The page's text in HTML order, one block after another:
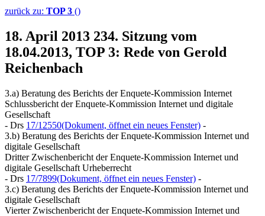
zurück zu: TOP 3 ()
18. April 2013 234. Sitzung vom
18.04.2013, TOP 3: Rede von Gerold
Reichenbach
3.a) Beratung des Berichts der Enquete-Kommission Internet
Schlussbericht der Enquete-Kommission Internet und digitale
Gesellschaft
- Drs 17/12550(Dokument, öffnet ein neues Fenster) -
3.b) Beratung des Berichts der Enquete-Kommission Internet und
digitale Gesellschaft
Dritter Zwischenbericht der Enquete-Kommission Internet und
digitale Gesellschaft Urheberrecht
- Drs 17/7899(Dokument, öffnet ein neues Fenster) -
3.c) Beratung des Berichts der Enquete-Kommission Internet und
digitale Gesellschaft
Vierter Zwischenbericht der Enquete-Kommission Internet und